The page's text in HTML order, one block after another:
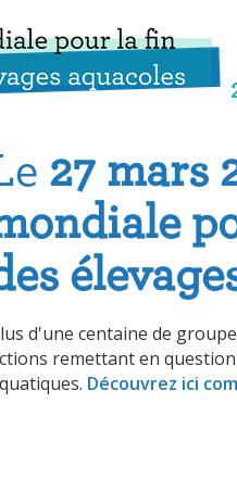
27 mars
d'une centaine de
remettant en
Découvrez ici